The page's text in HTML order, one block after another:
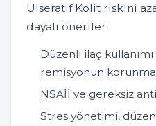
Ülseratif Kolit riskini
dayalı öneriler:
Düzenli ilaç
remisyonun
NSAİİ ve gereksiz
Stres yönetimi,